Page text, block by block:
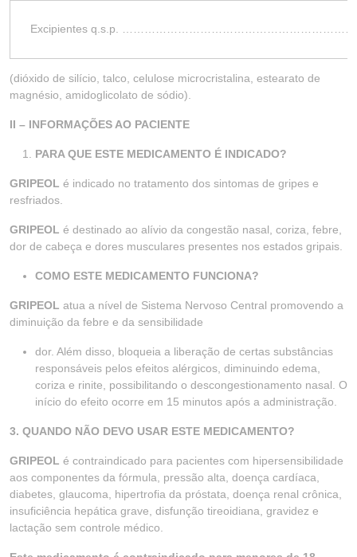
Excipientes q.s.p.
(dióxido de silício, talco, celulose microcristalina, estearato de
magnésio, amidoglicolato de sódio).
II – INFORMAÇÕES AO PACIENTE
PARA QUE ESTE MEDICAMENTO É INDICADO?
GRIPEOL é indicado no tratamento dos sintomas de gripes e
resfriados.
GRIPEOL é destinado ao alívio da congestão nasal, coriza, febre,
dor de cabeça e dores musculares presentes nos estados gripais.
COMO ESTE MEDICAMENTO FUNCIONA?
GRIPEOL atua a nível de Sistema Nervoso Central promovendo a
diminuição da febre e da sensibilidade
dor. Além disso, bloqueia a liberação de certas substâncias
responsáveis pelos efeitos alérgicos, diminuindo edema,
coriza e rinite, possibilitando o descongestionamento nasal. O
início do efeito ocorre em 15 minutos após a administração.
3. QUANDO NÃO DEVO USAR ESTE MEDICAMENTO?
GRIPEOL é contraindicado para pacientes com hipersensibilidade
aos componentes da fórmula, pressão alta, doença cardíaca,
diabetes, glaucoma, hipertrofia da próstata, doença renal crônica,
insuficiência hepática grave, disfunção tireoidiana, gravidez e
lactação sem controle médico.